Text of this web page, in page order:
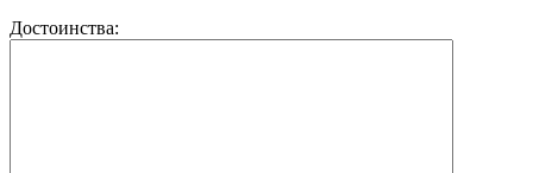
Достоинства: